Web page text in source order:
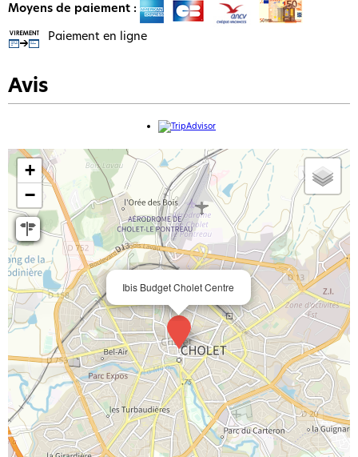
Moyens de paiement :
Paiement en ligne
Avis
Ibis Budget Cholet Centre
+
−